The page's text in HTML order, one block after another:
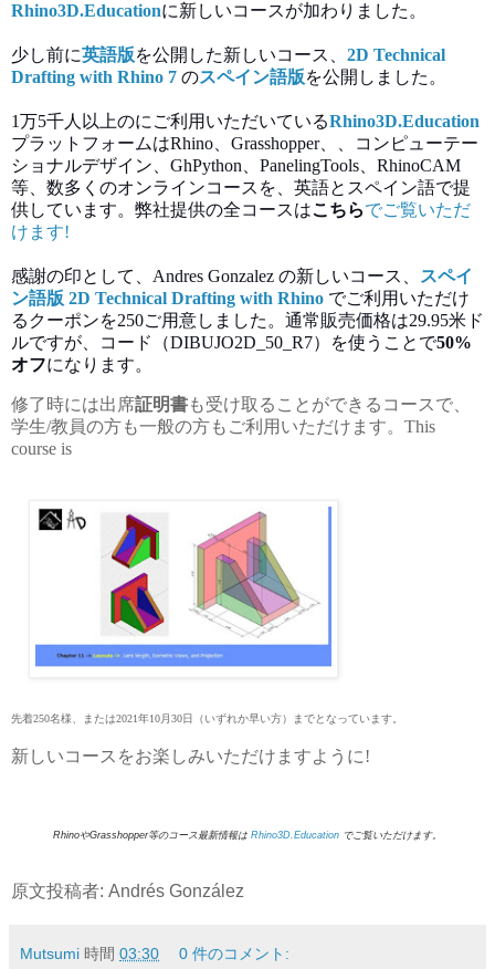
Rhino3D.Educationに新しいコースが加わりました。
少し前に英語版を公開した新しいコース、 2D Technical
Drafting with Rhino 7 のスペイン語版を公開しました。
1万5千人以上のにご利用いただいているRhino3D.Education
プラットフォームはRhino、Grasshopper、、コンピューテー
ショナルデザイン、GhPython、PanelingTools、RhinoCAM
等、数多くのオンラインコースを、英語とスペイン語で提
供しています。 弊社提供の全コースはこちらでご覧いただ
けます!
感謝の印として、Andres Gonzalez の新しいコース、
スペイ
ン語版 2D Technical Drafting with Rhino でご利用いただけ
るクーポンを250ご用意しました。通常販売価格は29.95米ド
ルですが、
コード（DIBUJO2D_50_R7）を使うことで50%
オフになります。
修了時には出席証明書も受け取ることができるコースで、
学生/教員の方も一般の方もご利用いただけます。 This
course is
先着250名様、または2021年10月30日（いずれか早い方）までとなっています。
新しいコースをお楽しみいただけますように!
RhinoやGrasshopper等のコース最新情報は Rhino3D.Education でご覧いただけます。
原文投稿者: Andrés González
Mutsumi 時間 03:30 0 件のコメント: